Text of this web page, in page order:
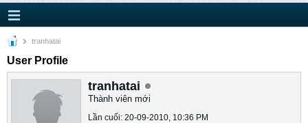
tranhatai
User Profile
tranhatai
Thành viên mới
Lần cuối: 20-09-2010, 10:36 PM